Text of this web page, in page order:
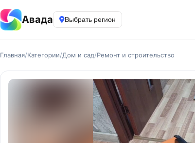
Авада Выбрать регион
Главная/Категории/Дом и сад/Ремонт и строительство